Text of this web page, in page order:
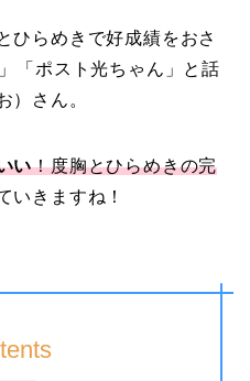
ひらめきで好成績をおさ
「ポスト光ちゃん」と話
）さん。
い！度胸とひらめきの完
いきますね！